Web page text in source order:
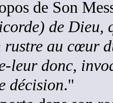
de Dieu,
rustre au cœur
leur donc,
décision."